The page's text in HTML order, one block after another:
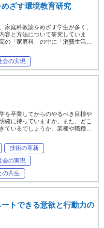
ざす環境教育研究
家庭科教諭をめざす学生が多く、
容と方法について研究していま
の「家庭科」の中に「消費生活…
会の実現
を卒業してからのやるべき目標や
確に持っていますか。また、どこ
ているでしょうか。業種や職種…
技術の革新
会の実現
の共生
トできる意欲と行動力の